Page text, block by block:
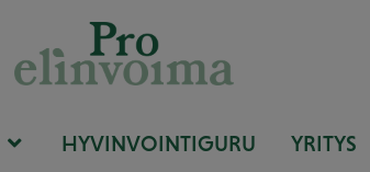
HYVINVOINTIGURU YRITYS